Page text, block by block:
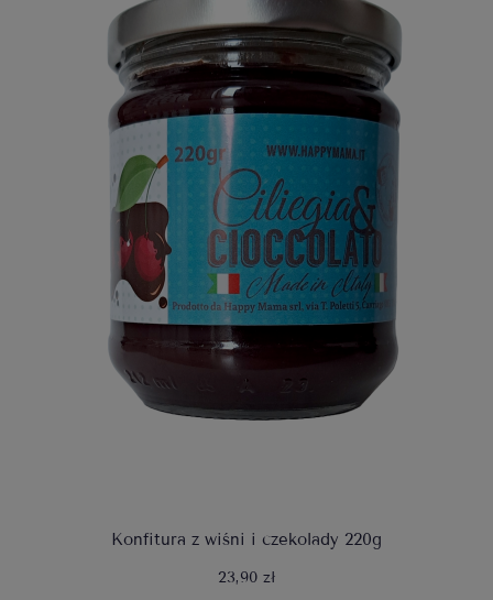
Konfitura z wiśni i czekolady 220g
23,90 zł